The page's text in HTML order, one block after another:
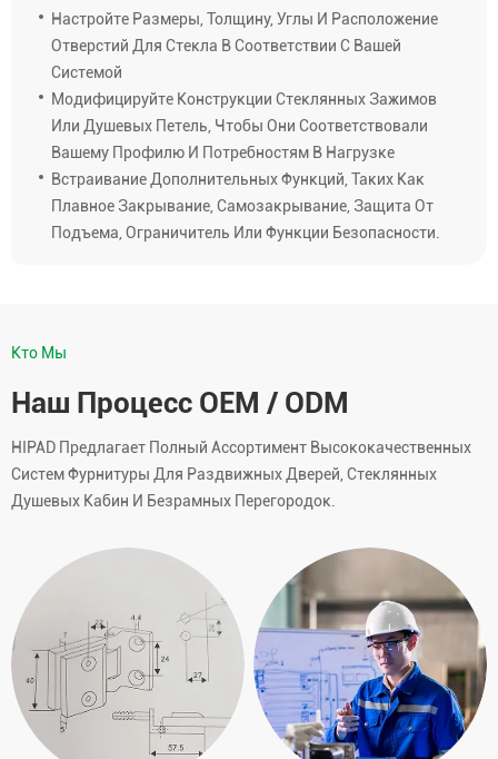
Настройте Размеры, Толщину, Углы И Расположение
Отверстий Для Стекла В Соответствии С Вашей
Системой
Модифицируйте Конструкции Стеклянных Зажимов
Или Душевых Петель, Чтобы Они Соответствовали
Вашему Профилю И Потребностям В Нагрузке
Встраивание Дополнительных Функций, Таких Как
Плавное Закрывание, Самозакрывание, Защита От
Подъема, Ограничитель Или Функции Безопасности.
Кто Мы
Наш Процесс OEM / ODM
HIPAD Предлагает Полный Ассортимент Высококачественных
Систем Фурнитуры Для Раздвижных Дверей, Стеклянных
Душевых Кабин И Безрамных Перегородок.